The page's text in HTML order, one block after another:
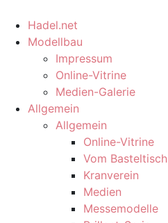
Hadel.net
Modellbau
Impressum
Online-Vitrine
Medien-Galerie
Allgemein
Allgemein
Online-Vitrine
Vom Basteltisch
Kranverein
Medien
Messemodelle